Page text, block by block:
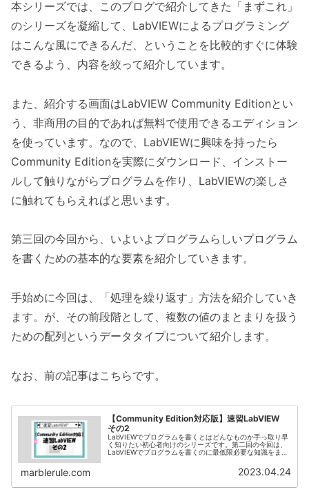
本シリーズでは、このブログで紹介してきた「まずこれ」
のシリーズを凝縮して、LabVIEWによるプログラミング
はこんな風にできるんだ、ということを比較的すぐに体験
できるよう、内容を絞って紹介しています。
また、紹介する画面はLabVIEW Community Editionとい
う、非商用の目的であれば無料で使用できるエディション
を使っています。なので、LabVIEWに興味を持ったら
Community Editionを実際にダウンロード、インストー
ルして触りながらプログラムを作り、LabVIEWの楽しさ
に触れてもらえればと思います。
第三回の今回から、いよいよプログラムらしいプログラム
を書くための基本的な要素を紹介していきます。
手始めに今回は、「処理を繰り返す」方法を紹介していき
ます。が、その前段階として、複数の値のまとまりを扱う
ための配列というデータタイプについて紹介します。
なお、前の記事はこちらです。
【Community Edition対応版】速習LabVIEW
その2
LabVIEWでプログラムを書くとはどんなものか手っ取り早
く知りたい初心者向けのシリーズです。第二回の今回は、
LabVIEWでプログラムを書くのに最低限必要な知識をまと
marblerule.com 2023.04.24